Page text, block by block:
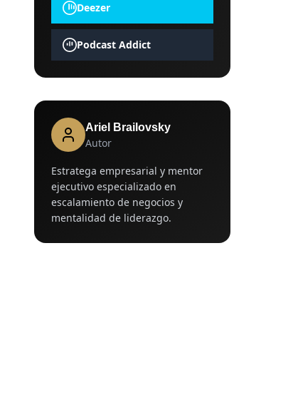
Deezer
Podcast Addict
Ariel Brailovsky
Autor
Estratega empresarial y mentor
ejecutivo especializado en
escalamiento de negocios y
mentalidad de liderazgo.